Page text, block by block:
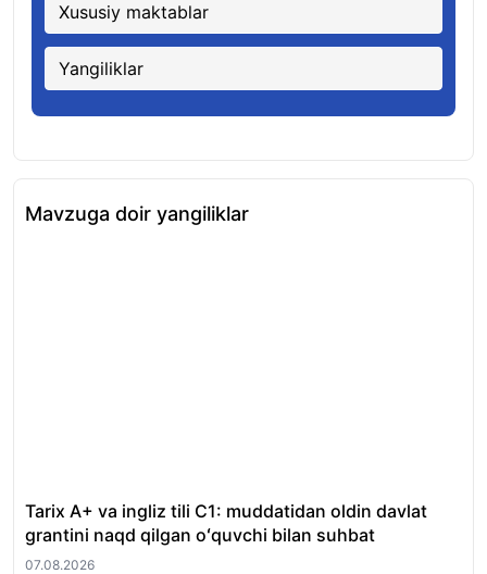
Xususiy maktablar
Yangiliklar
Mavzuga doir yangiliklar
Tarix A+ va ingliz tili C1: muddatidan oldin davlat
grantini naqd qilgan oʻquvchi bilan suhbat
07.08.2026